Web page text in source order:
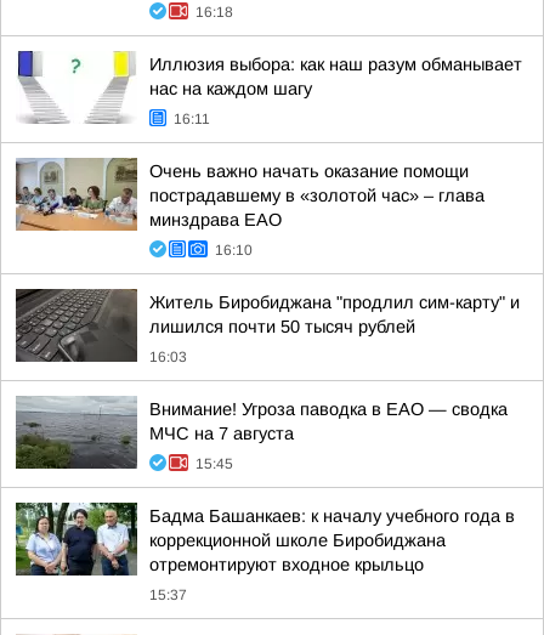
16:18
Иллюзия выбора: как наш разум обманывает
нас на каждом шагу
16:11
Очень важно начать оказание помощи
пострадавшему в «золотой час» – глава
минздрава ЕАО
16:10
Житель Биробиджана "продлил сим-карту" и
лишился почти 50 тысяч рублей
16:03
Внимание! Угроза паводка в ЕАО — сводка
МЧС на 7 августа
15:45
Бадма Башанкаев: к началу учебного года в
коррекционной школе Биробиджана
отремонтируют входное крыльцо
15:37